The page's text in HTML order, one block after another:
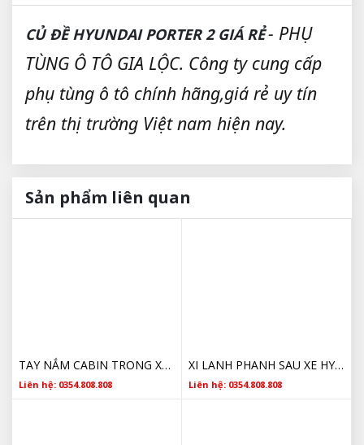
CỦ ĐỀ HYUNDAI PORTER 2 GIÁ RẺ- PHỤ
TÙNG Ô TÔ GIA LỘC. Công ty cung cấp
phụ tùng ô tô chính hãng,giá rẻ uy tín
trên thị trường Việt nam hiện nay.
Sản phẩm liên quan
TAY NẮM CABIN TRONG XE HYUNDAI PORTER 2 CHÍNH HÃNG
Liên hệ: 0354.808.808
XI LANH PHANH SAU XE HYUNDAI PORTER 2 583804F000 CHÍNH HÃNG
Liên hệ: 0354.808.808